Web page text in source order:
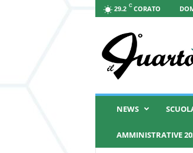
29.2 C CORATO
Q
NEWS
AMMINISTRATIVE